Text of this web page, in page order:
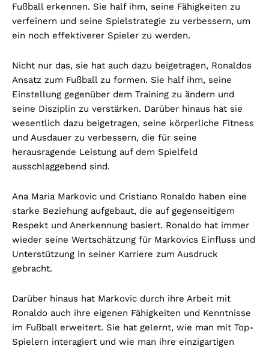
Fußball erkennen. Sie half ihm, seine Fähigkeiten zu
verfeinern und seine Spielstrategie zu verbessern, um
ein noch effektiverer Spieler zu werden.
Nicht nur das, sie hat auch dazu beigetragen, Ronaldos
Ansatz zum Fußball zu formen. Sie half ihm, seine
Einstellung gegenüber dem Training zu ändern und
seine Disziplin zu verstärken. Darüber hinaus hat sie
wesentlich dazu beigetragen, seine körperliche Fitness
und Ausdauer zu verbessern, die für seine
herausragende Leistung auf dem Spielfeld
ausschlaggebend sind.
Ana Maria Markovic und Cristiano Ronaldo haben eine
starke Beziehung aufgebaut, die auf gegenseitigem
Respekt und Anerkennung basiert. Ronaldo hat immer
wieder seine Wertschätzung für Markovics Einfluss und
Unterstützung in seiner Karriere zum Ausdruck
gebracht.
Darüber hinaus hat Markovic durch ihre Arbeit mit
Ronaldo auch ihre eigenen Fähigkeiten und Kenntnisse
im Fußball erweitert. Sie hat gelernt, wie man mit Top-
Spielern interagiert und wie man ihre einzigartigen